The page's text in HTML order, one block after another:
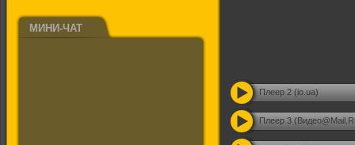
МИНИ-ЧАТ
Плеер 2 (io.ua)
Плеер 3